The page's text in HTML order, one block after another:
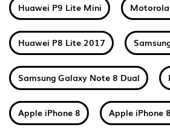
Huawei P9 Lite Mini
Huawei P8 Lite 2017
Samsung Galaxy Note 8 Dual
Apple iPhone 8 Apple iPhone